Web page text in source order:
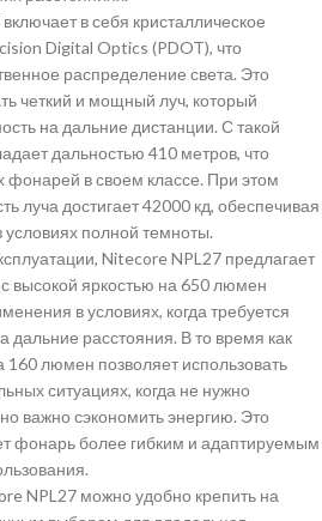
в себя кристаллическое
Digital Optics (PDOT), что
распределение света. Это
четкий и мощный луч, который
на дальние дистанции. С такой
дальностью 410 метров, что
фонарей в своем классе. При этом
луча достигает 42000 кд, обеспечивая
полной темноты.
Nitecore NPL27 предлагает
высокой яркостью на 650 люмен
в условиях, когда требуется
дальние расстояния. В то время как
160 люмен позволяет использовать
ситуациях, когда не нужно
важно сэкономить энергию. Это
фонарь более гибким и адаптируемым
NPL27 можно удобно крепить на